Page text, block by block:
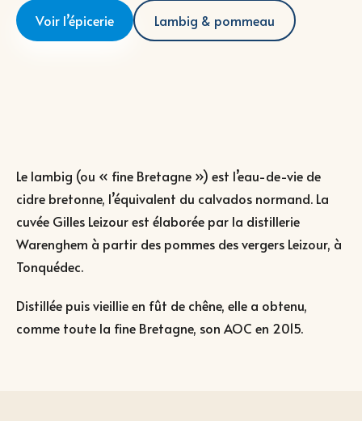
Voir l’épicerie Lambig & pommeau
Le lambig (ou « fine Bretagne ») est l’eau-de-vie de
cidre bretonne, l’équivalent du calvados normand. La
cuvée Gilles Leizour est élaborée par la distillerie
Warenghem à partir des pommes des vergers Leizour, à
Tonquédec.
Distillée puis vieillie en fût de chêne, elle a obtenu,
comme toute la fine Bretagne, son AOC en 2015.